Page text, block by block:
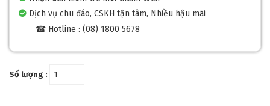
Dịch vụ chu đáo, CSKH tận tâm, Nhiều hậu mãi
☎ Hotline : (08) 1800 5678
Số lượng :